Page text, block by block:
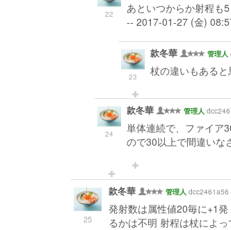
22
あといつからか射程も
-- 2017-01-27 (金)
23
款冬華 管理人
杖の違いもある
24
款冬華 管理人
単体連続で、ファイア
ので30以上で間違いな
25
款冬華 管理人 dcc2461a56
発射数は属性値20毎に+1
るかは不明 射程は杖によ